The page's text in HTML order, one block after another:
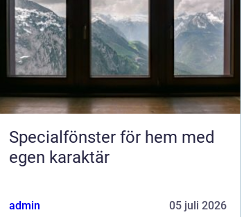
Specialfönster för hem med
egen karaktär
admin 05 juli 2026